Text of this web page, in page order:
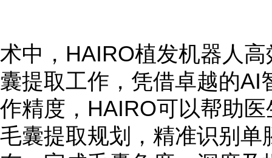
术中，HAIRO植发机器人
囊提取工作，凭借卓越的
作精度，HAIRO可以帮助
毛囊提取规划，精准识别